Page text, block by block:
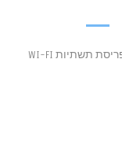
קליטה בחניון – פריסת תשתיות WI-FI